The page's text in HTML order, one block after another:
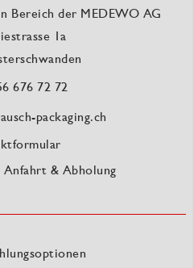
Bereich der MEDEWO AG
1a
676 72 72
packaging.ch
Anfahrt & Abholung